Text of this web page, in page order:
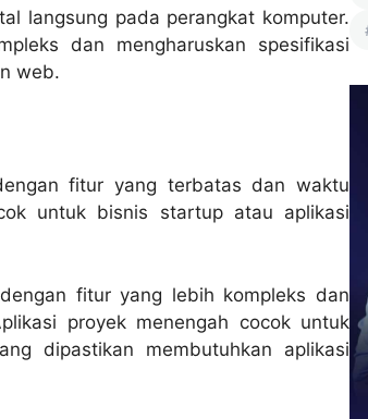
langsung pada perangkat komputer.
dan mengharuskan spesifikasi
web.
fitur yang terbatas dan waktu
untuk bisnis startup atau aplikasi
fitur yang lebih kompleks dan
proyek menengah cocok untuk
dipastikan membutuhkan aplikasi